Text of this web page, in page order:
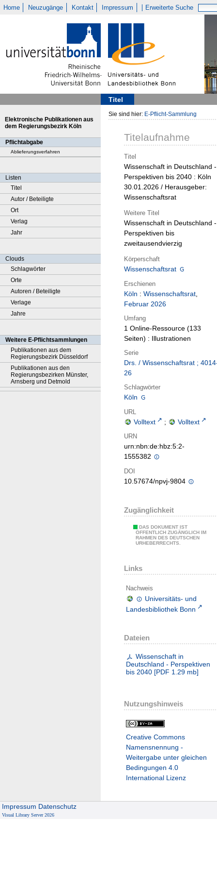
Home Neuzugänge Kontakt Impressum Erweiterte Suche
Titel
Elektronische Publikationen aus
dem Regierungsbezirk Köln
Pflichtabgabe
Ablieferungsverfahren
Listen
Titel
Autor / Beteiligte
Ort
Verlag
Jahr
Clouds
Schlagwörter
Orte
Autoren / Beteiligte
Verlage
Jahre
Weitere E-Pflichtsammlungen
Publikationen aus dem
Regierungsbezirk Düsseldorf
Publikationen aus den
Regierungsbezirken Münster,
Arnsberg und Detmold
Sie sind hier: E-Pflicht-Sammlung
Titelaufnahme
Titel
Wissenschaft in Deutschland -
Perspektiven bis 2040 : Köln
30.01.2026 / Herausgeber:
Wissenschaftsrat
Weitere Titel
Wissenschaft in Deutschland -
Perspektiven bis
zweitausendvierzig
Körperschaft
Wissenschaftsrat
Erschienen
Köln : Wissenschaftsrat,
Februar 2026
Umfang
1 Online-Ressource (133
Seiten) : Illustrationen
Serie
Drs. / Wissenschaftsrat ;
26
Schlagwörter
Köln
URL
Volltext ; Volltext
URN
urn:nbn:de:hbz:5:2-
1555382
DOI
10.57674/npvj-9804
Zugänglichkeit
DAS DOKUMENT IST
ÖFFENTLICH ZUGÄNGLICH IM
RAHMEN DES DEUTSCHEN
URHEBERRECHTS.
Links
Nachweis
Universitäts- und
Landesbibliothek Bonn
Dateien
Wissenschaft in
Deutschland - Perspektiven
bis 2040 [PDF 1.29 mb]
Nutzungshinweis
Creative Commons
Namensnennung -
Weitergabe unter gleichen
Bedingungen 4.0
International Lizenz
Impressum Datenschutz
Visual Library Server 2026